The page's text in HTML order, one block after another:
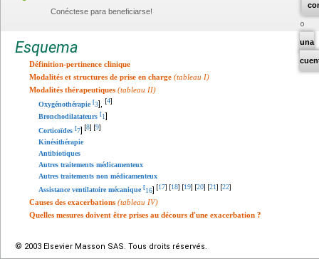
una
Conéctese para beneficiarse!
Esquema
Définition-pertinence clinique
Modalités et structures de prise en charge (tableau I)
Modalités thérapeutiques (tableau II)
Oxygénothérapie [3], [4]
Bronchodilatateurs [1]
Corticoïdes [7] [8] [9]
Kinésithérapie
Antibiotiques
Autres traitements médicamenteux
Autres traitements non médicamenteux
Assistance ventilatoire mécanique [16] [17] [18] [19] [20] [21 ] [22]
Causes des exacerbations (tableau IV)
Quelles mesures doivent être prises au décours d'une exacerbation ?
© 2003 Elsevier Masson SAS. Tous droits réservés.